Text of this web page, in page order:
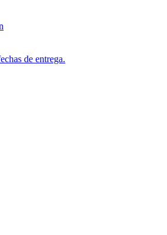
de entrega.